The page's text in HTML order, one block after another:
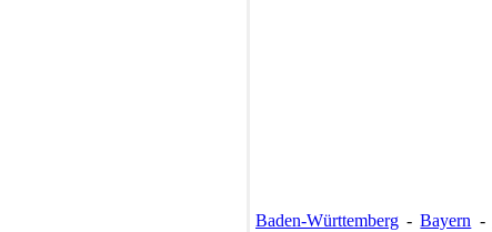
Baden-Württemberg -Bayern -